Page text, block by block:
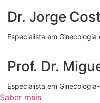
Dr. Jorge
Especialista em Ginecologia
Prof. Dr.
Especialista em
Saber mais